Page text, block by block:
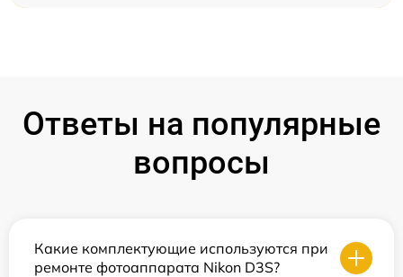
Ответы на популярные
вопросы
Какие комплектующие используются при
ремонте фотоаппарата Nikon D3S?